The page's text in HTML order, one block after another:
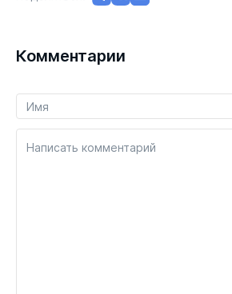
Комментарии
Написать комментарий